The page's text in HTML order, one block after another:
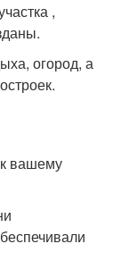
,
огород, а
вашему